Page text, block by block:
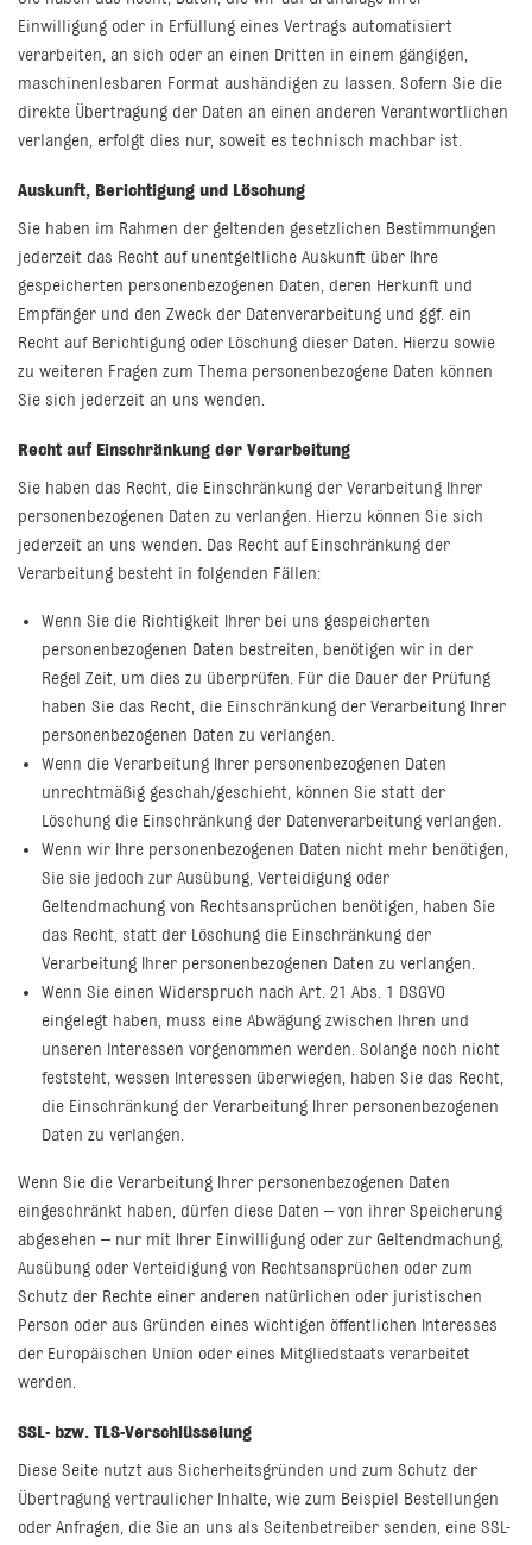
Einwilligung oder in Erfüllung eines Vertrags automatisiert
verarbeiten, an sich oder an einen Dritten in einem gängigen,
maschinenlesbaren Format aushändigen zu lassen. Sofern Sie die
direkte Übertragung der Daten an einen anderen Verantwortlichen
verlangen, erfolgt dies nur, soweit es technisch machbar ist.
Auskunft, Berichtigung und Löschung
Sie haben im Rahmen der geltenden gesetzlichen Bestimmungen
jederzeit das Recht auf unentgeltliche Auskunft über Ihre
gespeicherten personenbezogenen Daten, deren Herkunft und
Empfänger und den Zweck der Datenverarbeitung und ggf. ein
Recht auf Berichtigung oder Löschung dieser Daten. Hierzu sowie
zu weiteren Fragen zum Thema personenbezogene Daten können
Sie sich jederzeit an uns wenden.
Recht auf Einschränkung der Verarbeitung
Sie haben das Recht, die Einschränkung der Verarbeitung Ihrer
personenbezogenen Daten zu verlangen. Hierzu können Sie sich
jederzeit an uns wenden. Das Recht auf Einschränkung der
Verarbeitung besteht in folgenden Fällen:
Wenn Sie die Richtigkeit Ihrer bei uns gespeicherten
personenbezogenen Daten bestreiten, benötigen wir in der
Regel Zeit, um dies zu überprüfen. Für die Dauer der Prüfung
haben Sie das Recht, die Einschränkung der Verarbeitung Ihrer
personenbezogenen Daten zu verlangen.
Wenn die Verarbeitung Ihrer personenbezogenen Daten
unrechtmäßig geschah/geschieht, können Sie statt der
Löschung die Einschränkung der Datenverarbeitung verlangen.
Wenn wir Ihre personenbezogenen Daten nicht mehr benötigen,
Sie sie jedoch zur Ausübung, Verteidigung oder
Geltendmachung von Rechtsansprüchen benötigen, haben Sie
das Recht, statt der Löschung die Einschränkung der
Verarbeitung Ihrer personenbezogenen Daten zu verlangen.
Wenn Sie einen Widerspruch nach Art. 21 Abs. 1 DSGVO
eingelegt haben, muss eine Abwägung zwischen Ihren und
unseren Interessen vorgenommen werden. Solange noch nicht
feststeht, wessen Interessen überwiegen, haben Sie das Recht,
die Einschränkung der Verarbeitung Ihrer personenbezogenen
Daten zu verlangen.
Wenn Sie die Verarbeitung Ihrer personenbezogenen Daten
eingeschränkt haben, dürfen diese Daten – von ihrer Speicherung
abgesehen – nur mit Ihrer Einwilligung oder zur Geltendmachung,
Ausübung oder Verteidigung von Rechtsansprüchen oder zum
Schutz der Rechte einer anderen natürlichen oder juristischen
Person oder aus Gründen eines wichtigen öffentlichen Interesses
der Europäischen Union oder eines Mitgliedstaats verarbeitet
werden.
SSL- bzw. TLS-Verschlüsselung
Diese Seite nutzt aus Sicherheitsgründen und zum Schutz der
Übertragung vertraulicher Inhalte, wie zum Beispiel Bestellungen
oder Anfragen, die Sie an uns als Seitenbetreiber senden, eine SSL-